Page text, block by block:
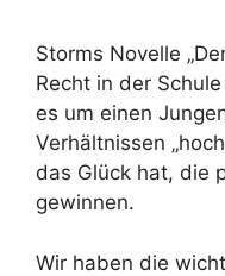
Storms Novelle
Recht in der
es um einen
Verhältnissen
das Glück hat, die
gewinnen.
Wir haben die